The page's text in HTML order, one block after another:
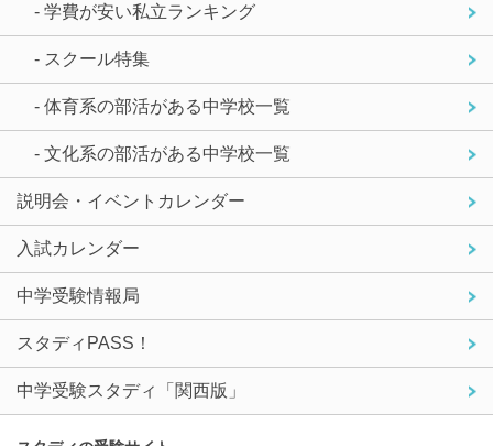
- 学費が安い私立ランキング
- スクール特集
- 体育系の部活がある中学校一覧
- 文化系の部活がある中学校一覧
説明会・イベントカレンダー
入試カレンダー
中学受験情報局
スタディPASS！
中学受験スタディ「関西版」